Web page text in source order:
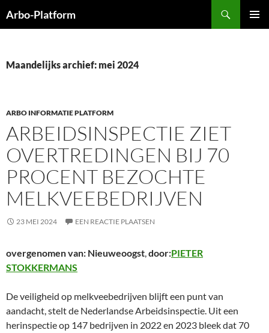
naar
Arbo-Platform
Maandelijks archief: mei 2024
ARBO INFORMATIE PLATFORM
ARBEIDSINSPECTIE ZIET
OVERTREDINGEN BIJ 70
PROCENT BEZOCHTE
MELKVEEBEDRIJVEN
23 MEI 2024 EEN REACTIE PLAATSEN
overgenomen van: Nieuweoogst,door:PIETER
STOKKERMANS
De veiligheid op melkveebedrijven blijft een punt van
aandacht, stelt de Nederlandse Arbeidsinspectie. Uit een
herinspectie op 147 bedrijven in 2022 en 2023 bleek dat 70